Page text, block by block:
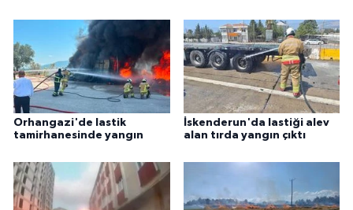
Orhangazi'de lastik
tamirhanesinde yangın
İskenderun'da lastiği alev
alan tırda yangın çıktı